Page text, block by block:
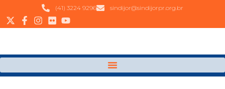
(41) 3224 9296 sindijor@sindijorpr.org.br